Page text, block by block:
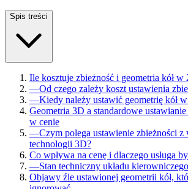
Spis treści
Ile kosztuje zbieżność i geometria kół w
—Od czego zależy koszt ustawienia
—Kiedy należy ustawić geometrię kół
Geometria 3D a standardowe
w cenie
—Czym polega ustawienie zbieżności z
technologii 3D?
Co wpływa na cenę i dlaczego usługa
—Stan techniczny układu
Objawy źle ustawionej geometrii kół,